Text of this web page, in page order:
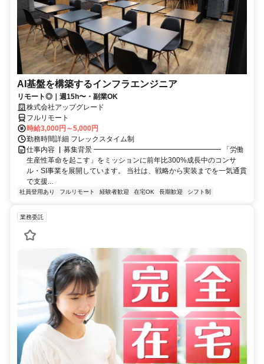
AI基盤を構築するインフラエンジニア
リモート◎｜週15h〜・副業OK
株式会社アップグレード
フルリモート
時給3,000円～5,000円
勤務時間詳細 フレックスタイム制
仕事内容 ▏募集背景 ━━━━━━━━━━━━━━━━━━ 「労働
生産性革命を起こす」をミッションに前年比300%成長中のコンサ
ル・SI事業を展開しています。 当社は、戦略から実装までを一気通貫
で支援...
社員登用あり フルリモート 経験者歓迎 在宅OK 長期歓迎 シフト制
業務委託